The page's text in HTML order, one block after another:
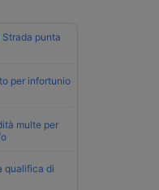
punta
per infortunio
multe per
qualifica di